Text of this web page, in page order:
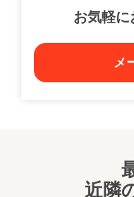
お気軽
メ
近隣